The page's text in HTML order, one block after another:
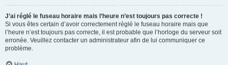
J’ai réglé le fuseau horaire mais l’heure n’est toujours pas correcte !
Si vous êtes certain d’avoir correctement réglé le fuseau horaire mais que
l’heure n’est toujours pas correcte, il est probable que l’horloge du serveur soit
erronée. Veuillez contacter un administrateur afin de lui communiquer ce
problème.